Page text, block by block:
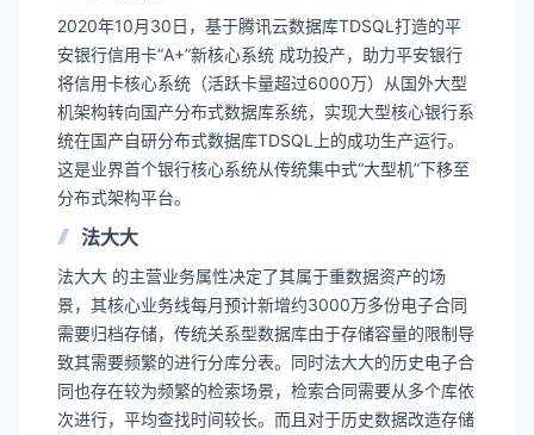
2020年10月30日，基于腾讯云数据库TDSQL打造的平
安银行信用卡“A+”新核心系统 成功投产，助力平安银行
将信用卡核心系统（活跃卡量超过6000万）从国外大型
机架构转向国产分布式数据库系统，实现大型核心银行系
统在国产自研分布式数据库TDSQL上的成功生产运行。
这是业界首个银行核心系统从传统集中式“大型机”下移至
分布式架构平台。
法大大
法大大 的主营业务属性决定了其属于重数据资产的场
景，其核心业务线每月预计新增约3000万多份电子合同
需要归档存储，传统关系型数据库由于存储容量的限制导
致其需要频繁的进行分库分表。同时法大大的历史电子合
同也存在较为频繁的检索场景，检索合同需要从多个库依
次进行，平均查找时间较长。而且对于历史数据改造存储